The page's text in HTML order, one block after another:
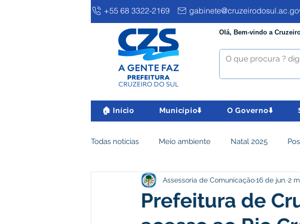
+55 68 3322-2169
Olá, Bem-vindo a
🏠 Início Município⬇️ O Governo⬇️
Todas notícias Meio ambiente Natal 2025
Clima e Meio Ambiente Assistência Social e
Desenvolvimento econômico e turismo
Prefeitura de
Assessoria de Comunicação16 de jun. 2